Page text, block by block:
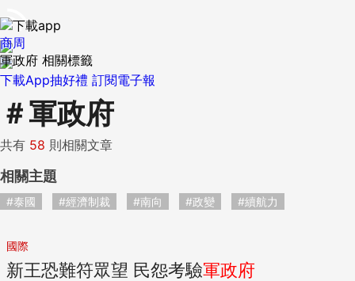
下載App抽好禮 訂閱電子報
商周
軍政府 相關標籤
＃軍政府
共有 58 則相關文章
相關主題
#泰國 #經濟制裁 #南向 #政變 #續航力
國際
新王恐難符眾望 民怨考驗軍政府